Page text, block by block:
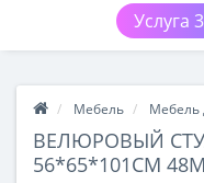
Услуга
Мебель Мебель
ВЕЛЮРОВЫЙ
56*65*101СМ